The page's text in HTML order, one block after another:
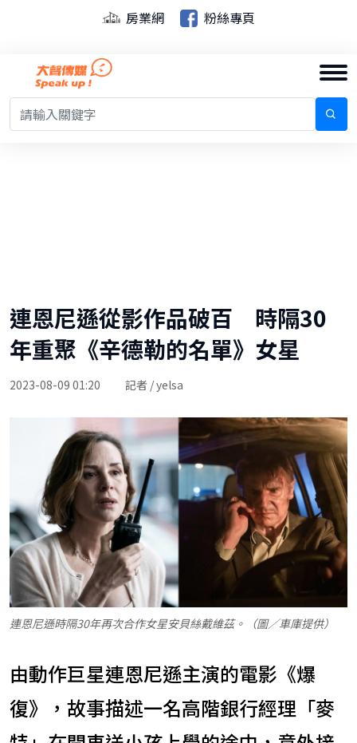
房業網 粉絲專頁
連恩尼遜從影作品破百 時隔30
年重聚《辛德勒的名單》女星
2023-08-09 01:20 記者 / yelsa
連恩尼遜時隔30年再次合作女星安貝絲戴維茲。（圖／車庫提供）
由動作巨星連恩尼遜主演的電影《爆
復》，故事描述一名高階銀行經理「麥